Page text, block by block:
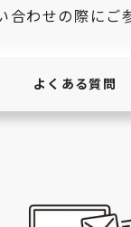
合わせの際にご
よくある質問